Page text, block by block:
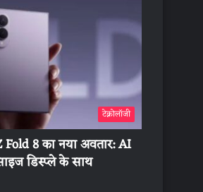
टेक्नोलॉजी
8 का नया अवतार: AI
डिस्प्ले के साथ